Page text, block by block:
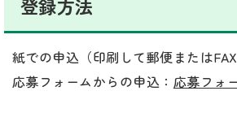
登録方法
紙での申込（印刷して郵便または
応募フォームからの申込： 応募フォ